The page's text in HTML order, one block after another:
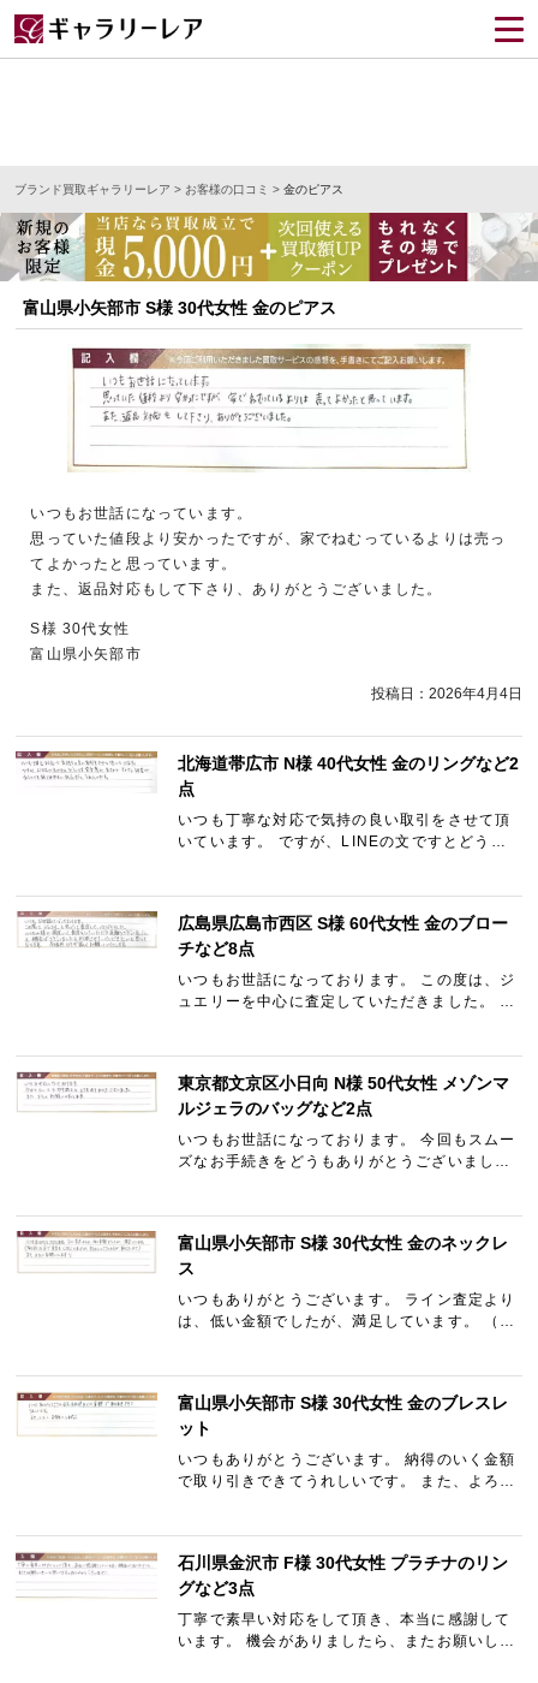
ブランド買取ギャラリーレア > お客様の口コミ > 金のピアス
富山県小矢部市 S様 30代女性 金のピアス
いつもお世話になっています。
思っていた値段より安かったですが、家でねむっているよりは売っ
てよかったと思っています。
また、返品対応もして下さり、ありがとうございました。
S様 30代女性
富山県小矢部市
投稿日： 2026年4月4日
北海道帯広市 N様 40代女性 金のリングなど2
点
いつも丁寧な対応で気持の良い取引をさせて頂
いています。 ですが、LINEの文ですとどうし
広島県広島市西区 S様 60代女性 金のブロー
チなど8点
いつもお世話になっております。 この度は、ジ
ュエリーを中心に査定していただきました。 い
東京都文京区小日向 N様 50代女性 メゾンマ
ルジェラのバッグなど2点
いつもお世話になっております。 今回もスムー
ズなお手続きをどうもありがとうございまし
富山県小矢部市 S様 30代女性 金のネックレ
ス
いつもありがとうございます。 ライン査定より
は、低い金額でしたが、満足しています。 （家
富山県小矢部市 S様 30代女性 金のブレスレ
ット
いつもありがとうございます。 納得のいく金額
で取り引きできてうれしいです。 また、よろし
石川県金沢市 F様 30代女性 プラチナのリン
グなど3点
丁寧で素早い対応をして頂き、本当に感謝して
います。 機会がありましたら、またお願いした